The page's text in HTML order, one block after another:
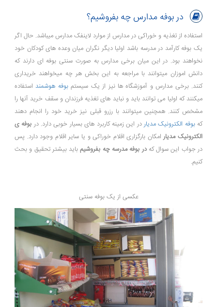
در بوفه مدارس چه بفروشیم؟
استفاده از تغذیه و خوراکی در مدارس از موارد لاینفک مدارس میباشد. حال اگر
یک بوفه کارآمد در مدرسه باشد اولیا دیگر نگران میان وعده های کودکان خود
نخواهند بود. در این میان برخی مدارس به صورت سنتی بوفه ای دارند که
دانش اموزان میتوانند با مراجعه به این بخش هر چه میخواهند خریداری
کنند. برخی مدارس و آموزشگاه ها نیز از یک سیستمبوفه هوشمنداستفاده
میکنند که اولیا می توانند باید و نباید های تغذیه فرزندان و سقف خرید آنها را
مشخص کنند. همچنین میتوانند با رزرو قبلی نیز خرید خود را انجام دهند
کهبوفه الکترونیک مدیار در این زمینه کاربرد های بسیار خوبی دارد. در بوفه ی
الکترونیک مدیارامکان بارگزاری اقلام خوراکی و یا سایر اقلام وجود دارد. پس
در جواب این سوال کهدر بوفه مدرسه چه بفروشیمباید بیشتر تحقیق و بحث
کنیم.
عکسی از یک بوفه سنتی